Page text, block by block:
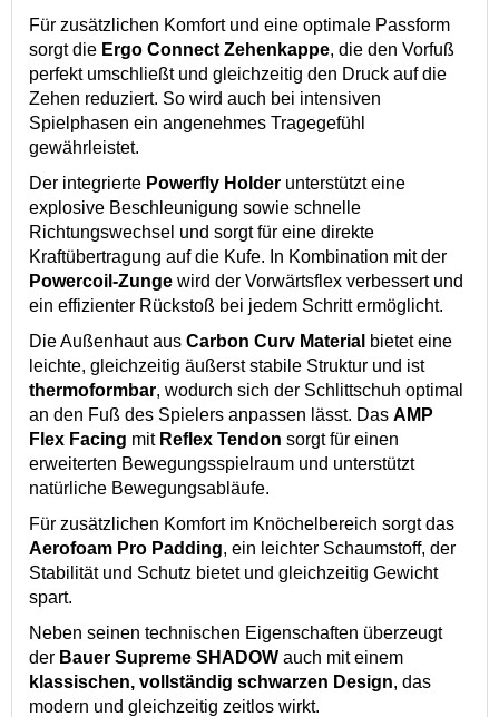
Für zusätzlichen Komfort und eine optimale Passform
sorgt die Ergo Connect Zehenkappe, die den Vorfuß
perfekt umschließt und gleichzeitig den Druck auf die
Zehen reduziert. So wird auch bei intensiven
Spielphasen ein angenehmes Tragegefühl
gewährleistet.
Der integrierte Powerfly Holder unterstützt eine
explosive Beschleunigung sowie schnelle
Richtungswechsel und sorgt für eine direkte
Kraftübertragung auf die Kufe. In Kombination mit der
Powercoil-Zunge wird der Vorwärtsflex verbessert und
ein effizienter Rückstoß bei jedem Schritt ermöglicht.
Die Außenhaut aus Carbon Curv Material bietet eine
leichte, gleichzeitig äußerst stabile Struktur und ist
thermoformbar, wodurch sich der Schlittschuh optimal
an den Fuß des Spielers anpassen lässt. Das AMP
Flex Facing mit Reflex Tendon sorgt für einen
erweiterten Bewegungsspielraum und unterstützt
natürliche Bewegungsabläufe.
Für zusätzlichen Komfort im Knöchelbereich sorgt das
Aerofoam Pro Padding, ein leichter Schaumstoff, der
Stabilität und Schutz bietet und gleichzeitig Gewicht
spart.
Neben seinen technischen Eigenschaften überzeugt
der Bauer Supreme SHADOW auch mit einem
klassischen, vollständig schwarzen Design, das
modern und gleichzeitig zeitlos wirkt.